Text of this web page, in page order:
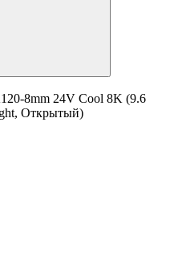
8mm 24V Cool 8K (9.6
Открытый)